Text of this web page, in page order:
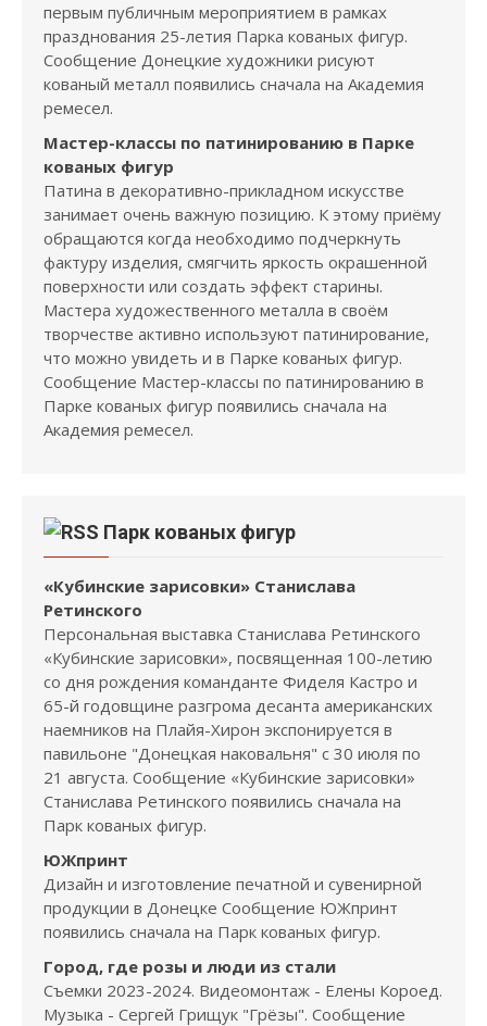
первым публичным мероприятием в рамках
празднования 25-летия Парка кованых фигур.
Сообщение Донецкие художники рисуют
кованый металл появились сначала на Академия
ремесел.
Мастер-классы по патинированию в Парке
кованых фигур
Патина в декоративно-прикладном искусстве
занимает очень важную позицию. К этому приёму
обращаются когда необходимо подчеркнуть
фактуру изделия, смягчить яркость окрашенной
поверхности или создать эффект старины.
Мастера художественного металла в своём
творчестве активно используют патинирование,
что можно увидеть и в Парке кованых фигур.
Сообщение Мастер-классы по патинированию в
Парке кованых фигур появились сначала на
Академия ремесел.
Парк кованых фигур
«Кубинские зарисовки» Станислава
Ретинского
Персональная выставка Станислава Ретинского
«Кубинские зарисовки», посвященная 100-летию
со дня рождения команданте Фиделя Кастро и
65-й годовщине разгрома десанта американских
наемников на Плайя-Хирон экспонируется в
павильоне "Донецкая наковальня" с 30 июля по
21 августа. Сообщение «Кубинские зарисовки»
Станислава Ретинского появились сначала на
Парк кованых фигур.
ЮЖпринт
Дизайн и изготовление печатной и сувенирной
продукции в Донецке Сообщение ЮЖпринт
появились сначала на Парк кованых фигур.
Город, где розы и люди из стали
Съемки 2023-2024. Видеомонтаж - Елены Короед.
Музыка - Сергей Грищук "Грёзы". Сообщение